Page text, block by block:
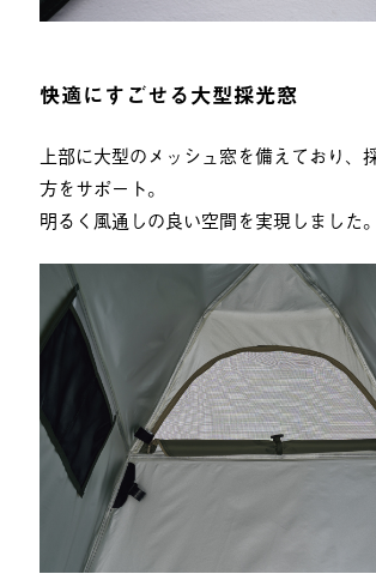
快適にすごせる大型採光窓
上部に大型のメッシュ窓を備えており、
方をサポート。
明るく風通しの良い空間を実現しました。